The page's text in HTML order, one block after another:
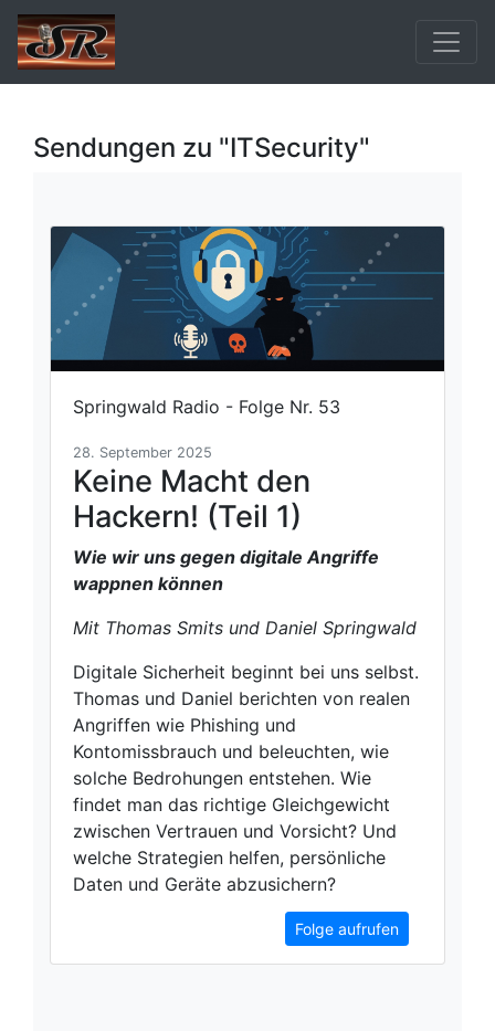
Sendungen zu "ITSecurity"
Springwald Radio - Folge Nr. 53
28. September 2025
Keine Macht den
Hackern! (Teil 1)
Wie wir uns gegen digitale Angriffe
wappnen können
Mit Thomas Smits und Daniel Springwald
Digitale Sicherheit beginnt bei uns selbst.
Thomas und Daniel berichten von realen
Angriffen wie Phishing und
Kontomissbrauch und beleuchten, wie
solche Bedrohungen entstehen. Wie
findet man das richtige Gleichgewicht
zwischen Vertrauen und Vorsicht? Und
welche Strategien helfen, persönliche
Daten und Geräte abzusichern?
Folge aufrufen